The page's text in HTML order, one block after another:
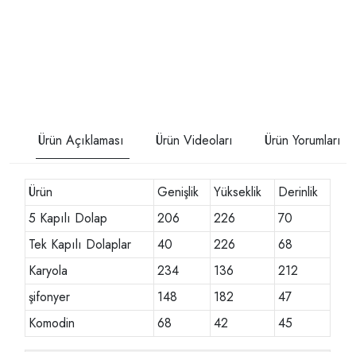
Ürün Açıklaması Ürün Videoları Ürün Yorumları
Ürün Genişlik Yükseklik
Derinlik
5 Kapılı Dolap
206 226
70
Tek Kapılı Dolaplar
40 226
68
Karyola
234 136
212
şifonyer
148 182
47
Komodin
68 42 45